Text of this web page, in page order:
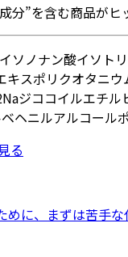
分”を含む商品がヒ
イソノナン酸イソト
キスポリクオタニウ
ジココイルエチル
ベヘニルアルコール
る
めに、まずは苦手な